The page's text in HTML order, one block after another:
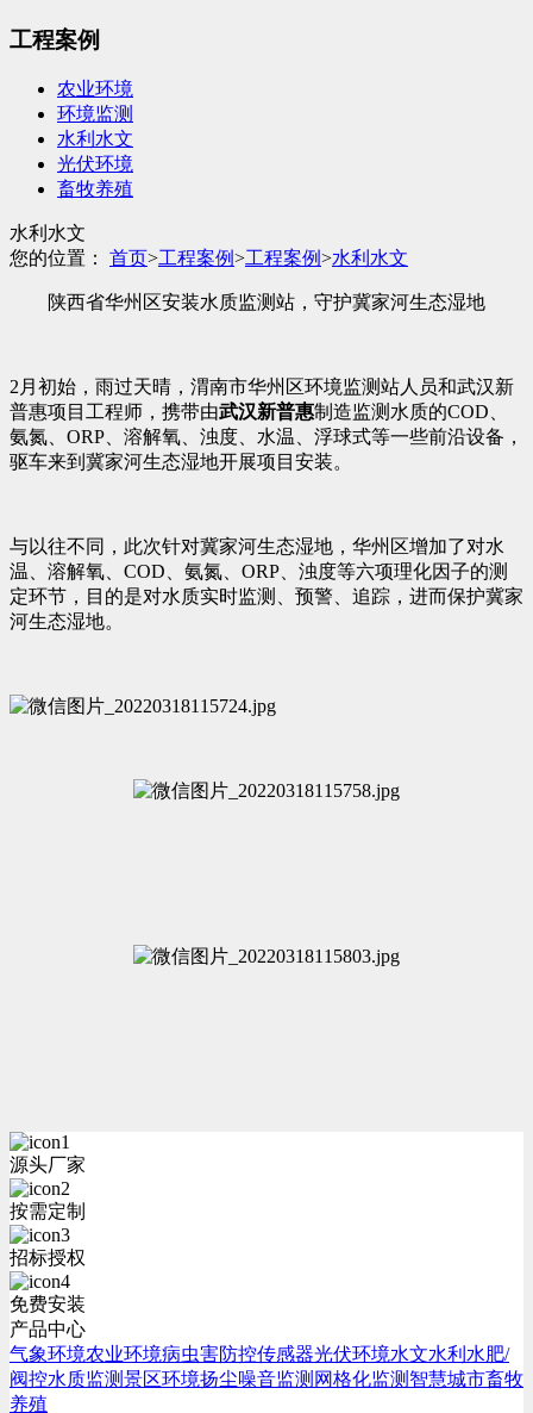
工程案例
农业环境
环境监测
水利水文
光伏环境
畜牧养殖
水利水文
您的位置： 首页>工程案例>工程案例>水利水文
陕西省华州区安装水质监测站，守护冀家河生态湿地
2月初始，雨过天晴，渭南市华州区环境监测站人员和武汉新
普惠项目工程师，携带由武汉新普惠制造监测水质的COD、
氨氮、ORP、溶解氧、浊度、水温、浮球式等一些前沿设备，
驱车来到冀家河生态湿地开展项目安装。
与以往不同，此次针对冀家河生态湿地，华州区增加了对水
温、溶解氧、COD、氨氮、ORP、浊度等六项理化因子的测
定环节，目的是对水质实时监测、预警、追踪，进而保护冀家
河生态湿地。
源头厂家
按需定制
招标授权
免费安装
产品中心
气象环境农业环境病虫害防控传感器光伏环境水文水利 水肥/
阀控水质监测景区环境扬尘噪音监测 网格化监测 智慧城市畜牧
养殖